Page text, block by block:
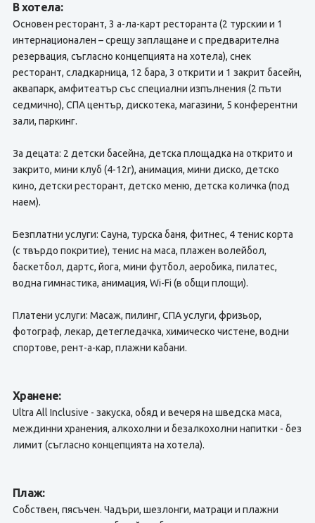
В хотела:
Основен ресторант, 3 а-ла-карт ресторанта (2 турскии и 1
интернационален – срещу заплащане и с предварителна
резервация, съгласно концепцията на хотела), снек
ресторант, сладкарница, 12 бара, 3 открити и 1 закрит басейн,
аквапарк, амфитеатър със специални изпълнения (2 пъти
седмично), СПА център, дискотека, магазини, 5 конферентни
зали, паркинг.
За децата: 2 детски басейна, детска площадка на открито и
закрито, мини клуб (4-12г), анимация, мини диско, детско
кино, детски ресторант, детско меню, детска количка (под
наем).
Безплатни услуги: Сауна, турска баня, фитнес, 4 тенис корта
(с твърдо покритие), тенис на маса, плажен волейбол,
баскетбол, дартс, йога, мини футбол, аеробика, пилатес,
водна гимнастика, анимация, Wi-Fi (в общи площи).
Платени услуги: Масаж, пилинг, СПА услуги, фризьор,
фотограф, лекар, детегледачка, химическо чистене, водни
спортове, рент-а-кар, плажни кабани.
Хранене:
Ultra All Inclusive - закуска, обяд и вечеря на шведска маса,
междинни хранения, алкохолни и безалкохолни напитки - без
лимит (съгласно концепцията на хотела).
Плаж:
Собствен, пясъчен. Чадъри, шезлонги, матраци и плажни